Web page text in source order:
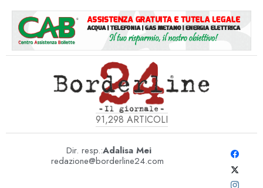
91,298 ARTICOLI
Dir. resp.:Adalisa Mei
redazione@borderline24.com